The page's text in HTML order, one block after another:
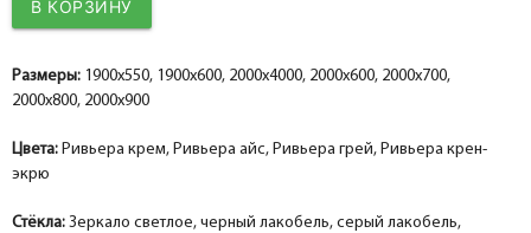
Размеры: 1900x550, 1900x600, 2000x4000, 2000x600, 2000x700,
2000x800, 2000x900
Цвета: Ривьера крем, Ривьера айс, Ривьера грей, Ривьера крен-
экрю
Стёкла: Зеркало светлое, черный лакобель, серый лакобель,